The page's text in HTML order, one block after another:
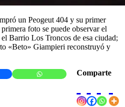
un Peogeut 404 y su primer
foto se puede observar el
Barrio Los Troncos de esa ciudad;
«Beto» Giampieri reconstruyó y
Comparte